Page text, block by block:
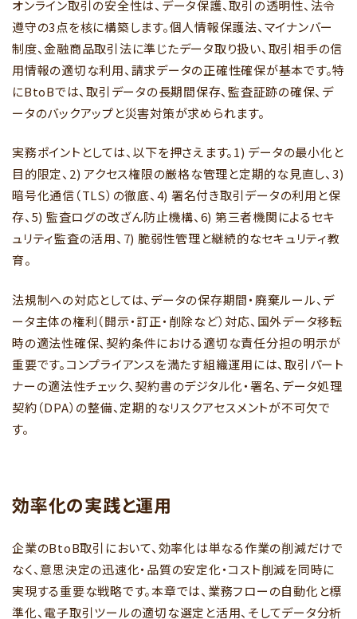
オンライン取引の安全性は、データ保護、取引の透明性、法令
遵守の3点を核に構築します。個人情報保護法、マイナンバー
制度、金融商品取引法に準じたデータ取り扱い、取引相手の信
用情報の適切な利用、請求データの正確性確保が基本です。特
にBtoBでは、取引データの長期間保存、監査証跡の確保、デ
ータのバックアップと災害対策が求められます。
実務ポイントとしては、以下を押さえます。1) データの最小化と
目的限定、2) アクセス権限の厳格な管理と定期的な見直し、3)
暗号化通信（TLS）の徹底、4) 署名付き取引データの利用と保
存、5) 監査ログの改ざん防止機構、6) 第三者機関によるセキ
ュリティ監査の活用、7) 脆弱性管理と継続的なセキュリティ教
育。
法規制への対応としては、データの保存期間・廃棄ルール、デ
ータ主体の権利（開示・訂正・削除など）対応、国外データ移転
時の適法性確保、契約条件における適切な責任分担の明示が
重要です。コンプライアンスを満たす組織運用には、取引パート
ナーの適法性チェック、契約書のデジタル化・署名、データ処理
契約（DPA）の整備、定期的なリスクアセスメントが不可欠で
す。
効率化の実践と運用
企業のBtoB取引において、効率化は単なる作業の削減だけで
なく、意思決定の迅速化・品質の安定化・コスト削減を同時に
実現する重要な戦略です。本章では、業務フローの自動化と標
準化、電子取引ツールの適切な選定と活用、そしてデータ分析